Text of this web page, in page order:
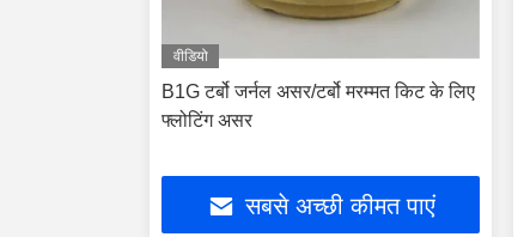
वीडियो
B1G टर्बो जर्नल असर/टर्बो मरम्मत किट के लिए
फ्लोटिंग असर
सबसे अच्छी कीमत पाएं